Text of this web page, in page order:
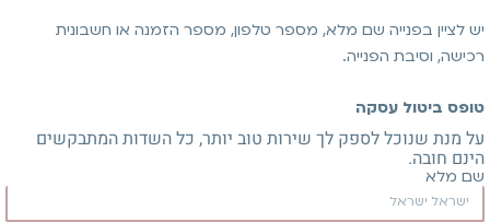
יש לציין בפנייה שם מלא, מספר טלפון, מספר הזמנה או חשבונית
רכישה, וסיבת הפנייה.
טופס ביטול עסקה
על מנת שנוכל לספק לך שירות טוב יותר, כל השדות המתבקשים
הינם חובה.
שם מלא